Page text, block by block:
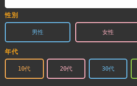
性別
男性 女性
年代
10代 20代 30代